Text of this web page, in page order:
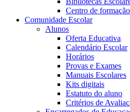
Centro de formação
Comunidade Escolar
Alunos
Oferta Educativa
Calendário Escolar
Horários
Provas e Exames
Manuais Escolares
Kits digitais
Estatuto do aluno
Critérios de